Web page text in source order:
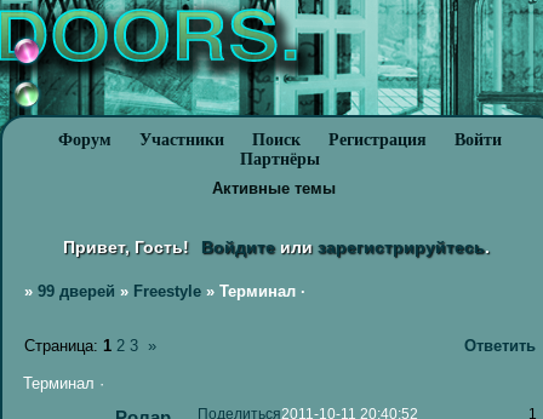
Форум Участники Поиск Регистрация
Войти
Партнёры
Активные темы
Привет, Гость! Войдитеили зарегистрируйтесь.
» 99 дверей » Freestyle » Терминал ·
Терминал ·
Страница: 1 2 3 » Ответить
Поделиться 1
2011-10-11 20:40:52